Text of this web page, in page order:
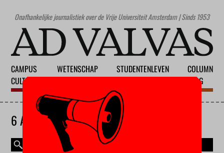
Onafhankelijke journalistiek over de Vrije Universiteit Amsterdam | Sinds 1953
CAMPUS
CULTUUR
WETENSCHAP
STUDENTENLEVEN
COLUMN
BLOG
6 AUGUSTUS 2026